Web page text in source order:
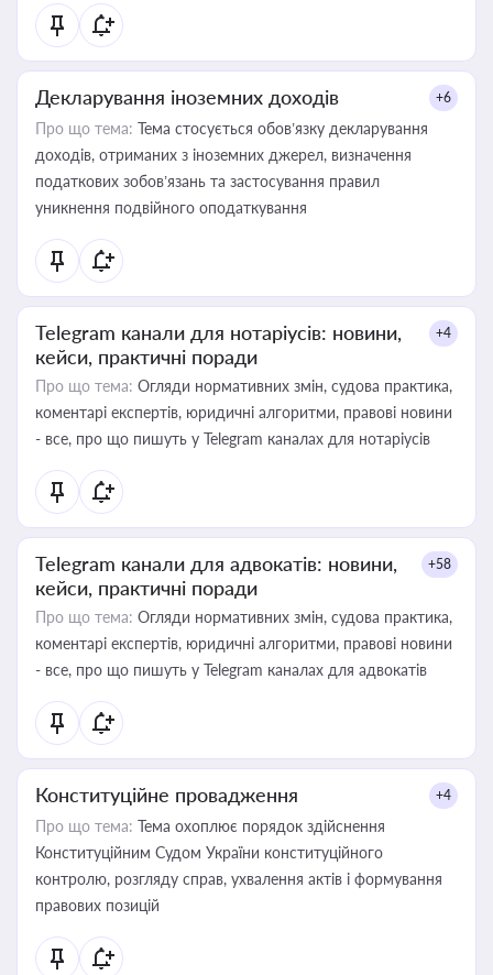
Декларування іноземних доходів +6
Про що тема: Тема стосується обов’язку декларування
доходів, отриманих з іноземних джерел, визначення
податкових зобов’язань та застосування правил
уникнення подвійного оподаткування
Telegram канали для нотаріусів: новини,
кейси, практичні поради
+4
Про що тема: Огляди нормативних змін, судова практика,
коментарі експертів, юридичні алгоритми, правові новини
- все, про що пишуть у Telegram каналах для нотаріусів
Telegram канали для адвокатів: новини,
кейси, практичні поради
+58
Про що тема: Огляди нормативних змін, судова практика,
коментарі експертів, юридичні алгоритми, правові новини
- все, про що пишуть у Telegram каналах для адвокатів
Конституційне провадження +4
Про що тема: Тема охоплює порядок здійснення
Конституційним Судом України конституційного
контролю, розгляду справ, ухвалення актів і формування
правових позицій